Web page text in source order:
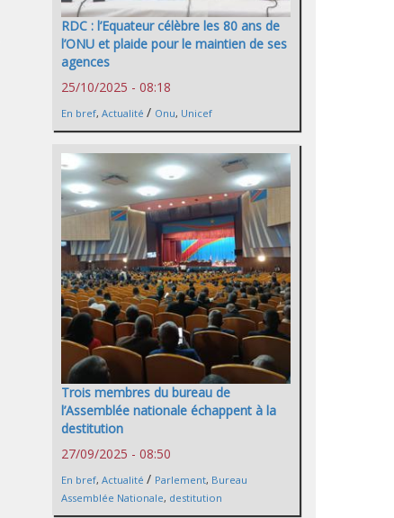
RDC : l’Equateur célèbre les 80 ans de
l’ONU et plaide pour le maintien de ses
agences
25/10/2025 - 08:18
En bref, Actualité / Onu, Unicef
Trois membres du bureau de
l’Assemblée nationale échappent à la
destitution
27/09/2025 - 08:50
En bref, Actualité / Parlement, Bureau
Assemblée Nationale, destitution